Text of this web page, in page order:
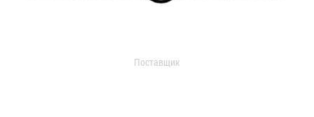
Поставщик